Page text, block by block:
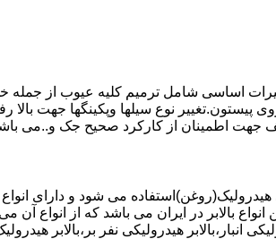
اساسی شامل ترمیم کلیه عیوب از جمله
نوع سیلها وپکینگها جهت بالا
جهت اطمینان از کارکرد صحیح جک و..می
هیدرولیک(روغن)استفاده می شود و دارای انواع
بالابر در ایران می باشد که از انواع آن
انبار،بالابر هیدرولیکی نفر بر،بالابر